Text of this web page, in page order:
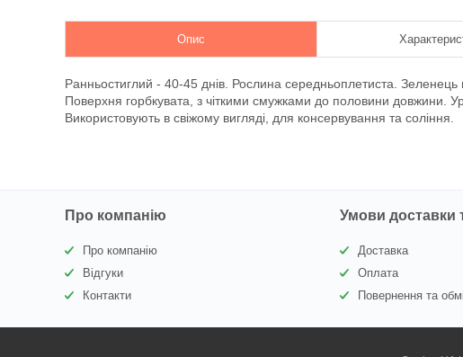
Опис
Ранньостиглий - 40-45 днів. Рослина середньоплетиста.
Поверхня горбкувата, з чіткими смужками до половини довжини.
Використовують в свіжому вигляді, для консервування та соління.
Про компанію
Про компанію
Відгуки
Контакти
Умови доставки
Доставка
Оплата
Повернення та